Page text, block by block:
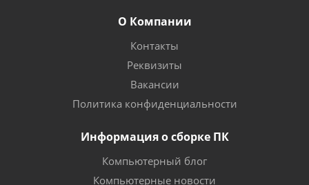
О Компании
Контакты
Реквизиты
Вакансии
Политика конфиденциальности
Информация о сборке ПК
Компьютерный блог
Компьютерные новости